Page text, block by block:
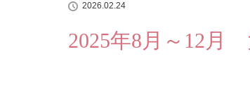
2026.02.24
2025年8月～12月